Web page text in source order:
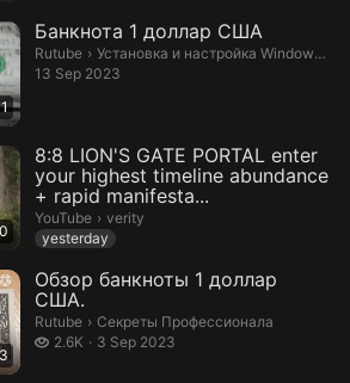
Банкнота 1 доллар США
Rutube › Установка и настройка Windows и
Установка и настройка Windows и Microsoft Studio
13 Sep 2023
8:8 LION'S GATE PORTAL enter
your highest timeline abundance
+ rapid manifesta...
YouTube › verity.
verity
yesterday
Обзор банкноты 1 доллар
США.
Rutube › Секреты Профессионала.
Секреты Профессионала
2.6K
2.6 thousand views
3 Sep 2023